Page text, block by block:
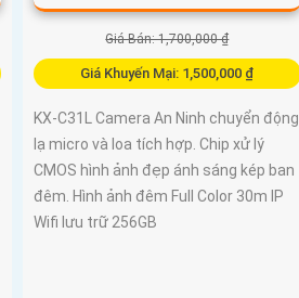
Giá Bán: 1,700,000 ₫
Giá Khuyến Mại: 1,500,000 ₫
KX-C31L Camera An Ninh chuyển động
lạ micro và loa tích hợp. Chip xử lý
CMOS hình ảnh đẹp ánh sáng kép ban
đêm. Hình ảnh đêm Full Color 30m IP
Wifi lưu trữ 256GB